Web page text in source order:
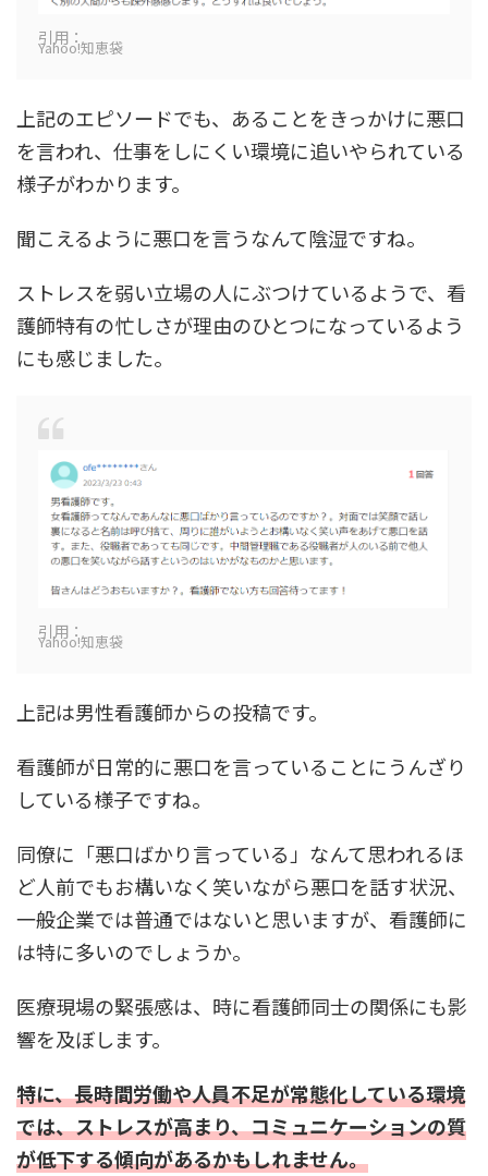
引用：
Yahoo!知恵袋
上記のエピソードでも、あることをきっかけに悪口
を言われ、仕事をしにくい環境に追いやられている
様子がわかります。
聞こえるように悪口を言うなんて陰湿ですね。
ストレスを弱い立場の人にぶつけているようで、看
護師特有の忙しさが理由のひとつになっているよう
にも感じました。
引用：
Yahoo!知恵袋
上記は男性看護師からの投稿です。
看護師が日常的に悪口を言っていることにうんざり
している様子ですね。
同僚に「悪口ばかり言っている」なんて思われるほ
ど人前でもお構いなく笑いながら悪口を話す状況、
一般企業では普通ではないと思いますが、看護師に
は特に多いのでしょうか。
医療現場の緊張感は、時に看護師同士の関係にも影
響を及ぼします。
特に、長時間労働や人員不足が常態化している環境
では、ストレスが高まり、コミュニケーションの質
が低下する傾向があるかもしれません。